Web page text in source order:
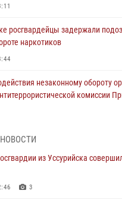
росгвардейцы задержали
наркотиков
незаконному обороту
комиссии
во дворе жилого дома
Руси в Князь-Владимирском
из Уссурийска
3